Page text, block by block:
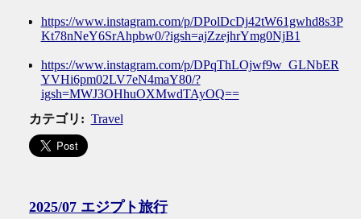
https://www.instagram.com/p/DPolDcDj42tW61gwhd8s3P
Kt78nNeY6SrAhpbw0/?igsh=ajZzejhrYmg0NjB1
https://www.instagram.com/p/DPqThLOjwf9w_GLNbER
YVHi6pm02LV7eN4maY80/?
igsh=MWJ3OHhuOXMwdTAyOQ==
カテゴリ : Travel
2025/07 エジプト旅行